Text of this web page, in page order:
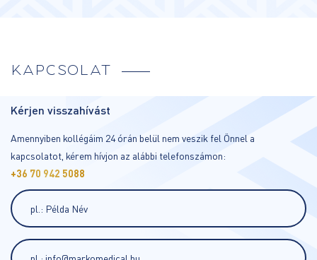
KAPCSOLAT
Kérjen visszahívást
Amennyiben kollégáim 24 órán belül nem veszik fel Önnel a
kapcsolatot, kérem hívjon az alábbi telefonszámon:
+36 70 942 5088